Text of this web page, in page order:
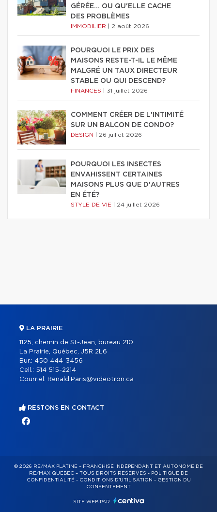
GÉRÉE… OU QU'ELLE CACHE
DES PROBLÈMES
IMMOBILIER 2 août 2026
POURQUOI LE PRIX DES
MAISONS RESTE-T-IL LE MÊME
MALGRÉ UN TAUX DIRECTEUR
STABLE OU QUI DESCEND?
FINANCES 31 juillet 2026
COMMENT CRÉER DE L'INTIMITÉ
SUR UN BALCON DE CONDO?
DESIGN 26 juillet 2026
POURQUOI LES INSECTES
ENVAHISSENT CERTAINES
MAISONS PLUS QUE D'AUTRES
EN ÉTÉ?
STYLE DE VIE 24 juillet 2026
LA PRAIRIE
1125, chemin de St-Jean, bureau 210
La Prairie, Québec, J5R 2L6
Bur.: 450 444-3456
Cell.: 514 515-2214
Courriel: Renald.Paris@videotron.ca
RESTONS EN CONTACT
© 2026 RE/MAX PLATINE – FRANCHISÉ INDÉPENDANT ET AUTONOME DE
RE/MAX QUÉBEC – TOUS DROITS RÉSERVÉS - POLITIQUE DE
CONFIDENTIALITÉ- CONDITIONS D'UTILISATION - GESTION DU
CONSENTEMENT
SITE WEB PAR